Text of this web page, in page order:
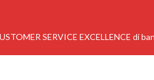
SERVICE EXCELLENCE di